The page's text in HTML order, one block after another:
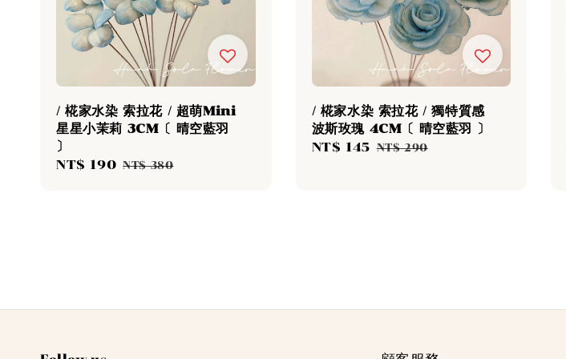
/ 椛家水染 索拉花 / 超萌Mini
星星小茉莉 3CM〔 晴空藍羽
〕
Sale
NT$ 190 Regular
NT$ 380
/ 椛家水染 索拉花 / 獨特質感
波斯玫瑰 4CM〔 晴空藍羽 〕
Sale
NT$ 145 Regular
NT$ 290